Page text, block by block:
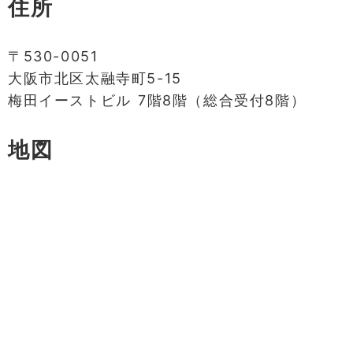
住所
〒530-0051
大阪市北区太融寺町5-15
梅田イーストビル 7階8階（総合受付8階）
地図